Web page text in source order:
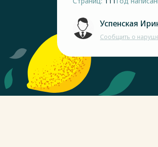
Успенская
Сообщить о